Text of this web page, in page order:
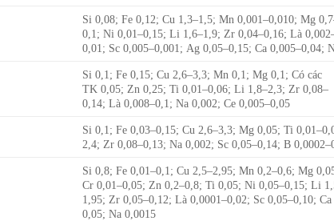
Si 0,08; Fe 0,12; Cu 1,3–1,5; Mn 0,001–0,010; Mg
0,1; Ni 0,01–0,15; Li 1,6–1,9; Zr 0,04–0,16; Là
0,01; Sc 0,005–0,001; Ag 0,05–0,15; Ca 0,005–0,04;
Si 0,1; Fe 0,15; Cu 2,6–3,3; Mn 0,1; Mg 0,1; Có các
TK 0,05; Zn 0,25; Ti 0,01–0,06; Li 1,8–2,3; Zr 0,08–
0,14; Là 0,008–0,1; Na 0,002; Ce 0,005–0,05
Si 0,1; Fe 0,03–0,15; Cu 2,6–3,3; Mg 0,05; Ti
2,4; Zr 0,08–0,13; Na 0,002; Sc 0,05–0,14; B
Si 0,8; Fe 0,01–0,1; Cu 2,5–2,95; Mn 0,2–0,6; Mg
Cr 0,01–0,05; Zn 0,2–0,8; Ti 0,05; Ni 0,05–0,15; Li
1,95; Zr 0,05–0,12; Là 0,0001–0,02; Sc 0,05–0,10;
0,05; Na 0,0015